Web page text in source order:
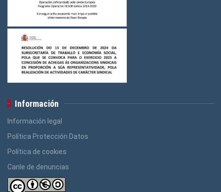
Logos Construcción e Madeira
Logos Banca, Aforro (3)
Logos Administración Pública
Información
Información legal
Política Protección Datos
Política de cookies
Canle de denuncias